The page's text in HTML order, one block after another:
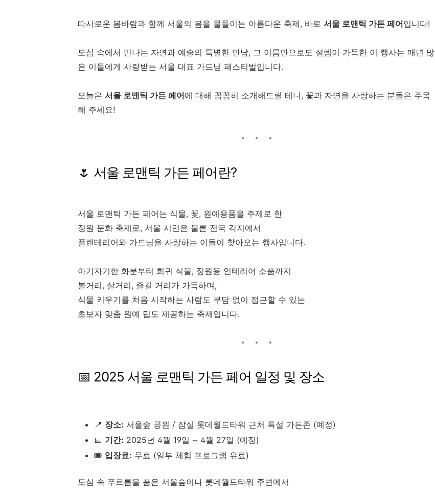
따사로운 봄바람과 함께 서울의 봄을 물들이는 아름다운 축제, 바로 서울 로맨틱 가든 페어입니다!
도심 속에서 만나는 자연과 예술의 특별한 만남, 그 이름만으로도 설렘이 가득한 이 행사는 매년 많
은 이들에게 사랑받는 서울 대표 가드닝 페스티벌입니다.
오늘은 서울 로맨틱 가든 페어에 대해 꼼꼼히 소개해드릴 테니, 꽃과 자연을 사랑하는 분들은 주목
해 주세요!
🌷 서울 로맨틱 가든 페어란?
서울 로맨틱 가든 페어는 식물, 꽃, 원예용품을 주제로 한
정원 문화 축제로, 서울 시민은 물론 전국 각지에서
플랜테리어와 가드닝을 사랑하는 이들이 찾아오는 행사입니다.
아기자기한 화분부터 희귀 식물, 정원용 인테리어 소품까지
볼거리, 살거리, 즐길 거리가 가득하며,
식물 키우기를 처음 시작하는 사람도 부담 없이 접근할 수 있는
초보자 맞춤 원예 팁도 제공하는 축제입니다.
📅 2025 서울 로맨틱 가든 페어 일정 및 장소
📍 장소: 서울숲 공원 / 잠실 롯데월드타워 근처 특설 가든존 (예정)
📅 기간: 2025년 4월 19일 ~ 4월 27일 (예정)
🎟️ 입장료: 무료 (일부 체험 프로그램 유료)
도심 속 푸르름을 품은 서울숲이나 롯데월드타워 주변에서